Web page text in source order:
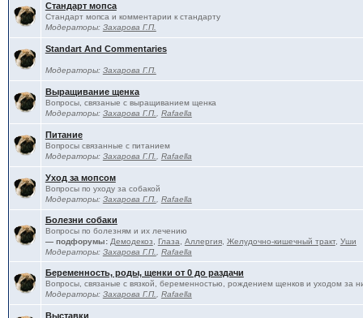
Стандарт мопса
Стандарт мопса и комментарии к стандарту
Модераторы: Захарова Г.П.
Standart And Commentaries
Модераторы: Захарова Г.П.
Выращивание щенка
Вопросы, связаные с выращиванием щенка
Модераторы: Захарова Г.П. Rafaella
Питание
Вопросы связанные с питанием
Модераторы: Захарова Г.П. Rafaella
Уход за мопсом
Вопросы по уходу за собакой
Модераторы: Захарова Г.П. Rafaella
Болезни собаки
Вопросы по болезням и их лечению
— подфорумы: Демодекоз Глаза Аллергия, Желудочно-кишечный тракт, Уши
Модераторы: Захарова Г.П. Rafaella
Беременность, роды, щенки от 0 до раздачи
Вопросы, связаные с вязкой, беременностью, рождением щенков и уходом за
Модераторы: Захарова Г.П. Rafaella
Выставки